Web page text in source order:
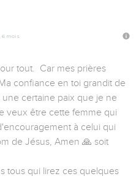
6 mois
tout.  Car mes prières
confiance en toi grandit de
certaine paix que je ne
veux être cette femme qui
à celui qui
de Jésus, Amen 🙏 soit
tous qui lirez ces quelques